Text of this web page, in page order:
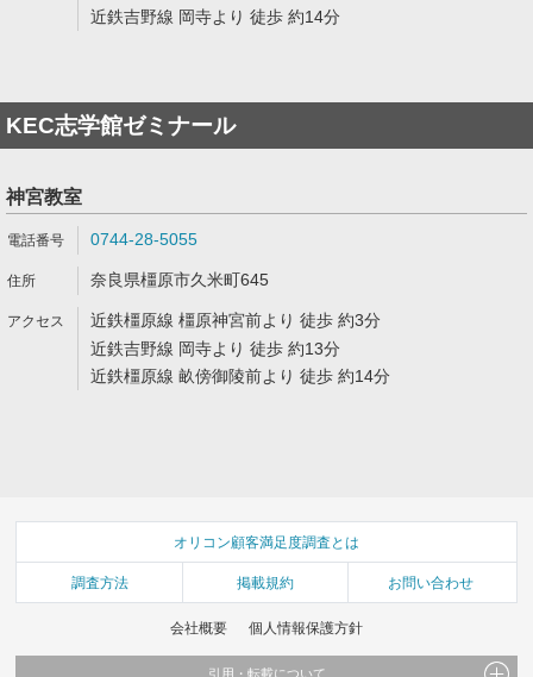
近鉄吉野線 岡寺より 徒歩 約14分
KEC志学館ゼミナール
神宮教室
0744-28-5055
奈良県橿原市久米町645
近鉄橿原線 橿原神宮前より 徒歩 約3分
近鉄吉野線 岡寺より 徒歩 約13分
近鉄橿原線 畝傍御陵前より 徒歩 約14分
オリコン顧客満足度調査とは
調査方法 掲載規約 お問い合わせ
会社概要 個人情報保護方針
引用・転載について